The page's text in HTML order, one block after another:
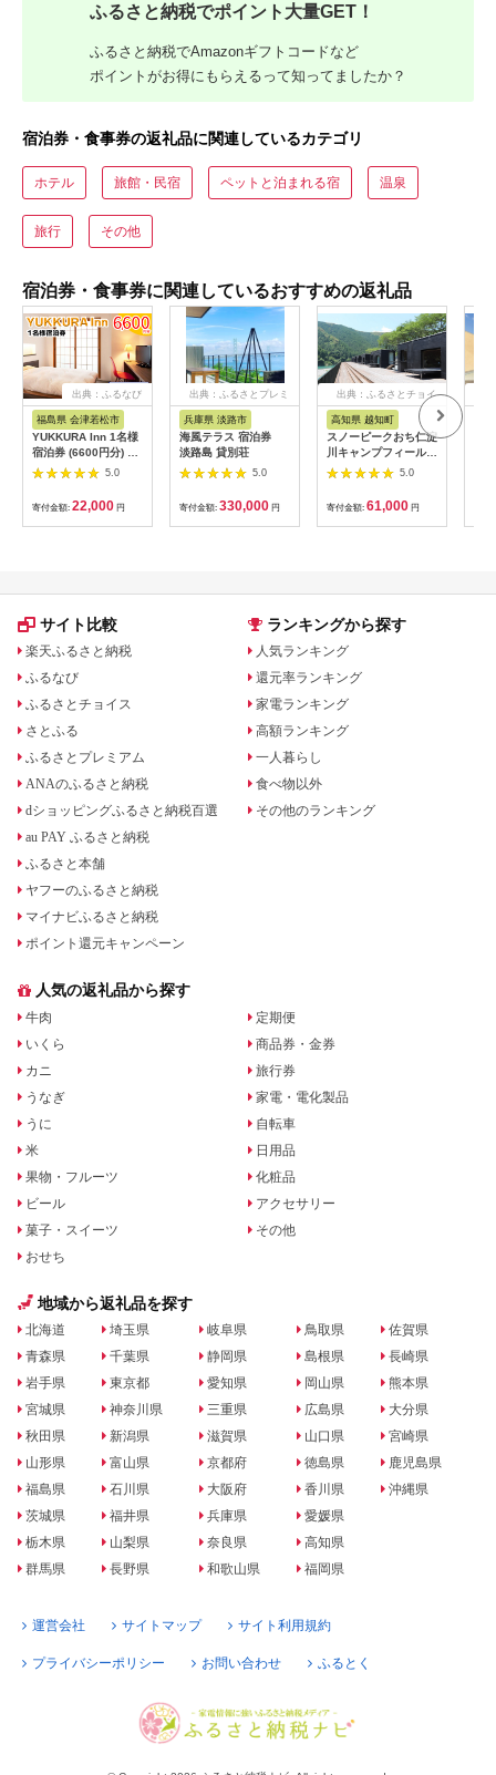
ふるさと納税でポイント大量GET！
ふるさと納税でAmazonギフトコードなど
ポイントがお得にもらえるって知ってましたか？
宿泊券・食事券の返礼品に関連しているカテゴリ
ホテル 旅館・民宿 ペットと泊まれる宿 温泉
旅行 その他
宿泊券・食事券に関連しているおすすめの返礼品
出典：ふるなび
福島県 会津若松市
YUKKURA Inn 1名様
宿泊券 (6600円分) ワ
ーケーションお試しプ
ラン｜東北 福島県 会
津若松市 東山温泉 旅
行 クーポン 利用券
[0800]
5.0
寄付金額: 22,000 円
出典：ふるさとプレミ
兵庫県 淡路市
海風テラス 宿泊券
淡路島 貸別荘
5.0
寄付金額: 330,000 円
出典：ふるさとチョイ
高知県 越知町
スノーピークおち仁淀
川キャンプフィールド
「住箱-jyubako-」ペ
ア宿泊チケット
5.0
寄付金額: 61,000 円
サイト比較
楽天ふるさと納税
ふるなび
ふるさとチョイス
さとふる
ふるさとプレミアム
ANAのふるさと納税
dショッピングふるさと納税百選
au PAY ふるさと納税
ふるさと本舗
ヤフーのふるさと納税
マイナビふるさと納税
ポイント還元キャンペーン
ランキングから探す
人気ランキング
還元率ランキング
家電ランキング
高額ランキング
一人暮らし
食べ物以外
その他のランキング
人気の返礼品から探す
牛肉
いくら
カニ
うなぎ
うに
米
果物・フルーツ
ビール
菓子・スイーツ
おせち
定期便
商品券・金券
旅行券
家電・電化製品
自転車
日用品
化粧品
アクセサリー
その他
地域から返礼品を探す
北海道
青森県
岩手県
宮城県
秋田県
山形県
福島県
茨城県
栃木県
群馬県
埼玉県
千葉県
東京都
神奈川県
新潟県
富山県
石川県
福井県
山梨県
長野県
岐阜県
静岡県
愛知県
三重県
滋賀県
京都府
大阪府
兵庫県
奈良県
和歌山県
鳥取県
島根県
岡山県
広島県
山口県
徳島県
香川県
愛媛県
高知県
福岡県
佐賀県
長崎県
熊本県
大分県
宮崎県
鹿児島県
沖縄県
運営会社 サイトマップ サイト利用規約
プライバシーポリシー お問い合わせ ふるとく